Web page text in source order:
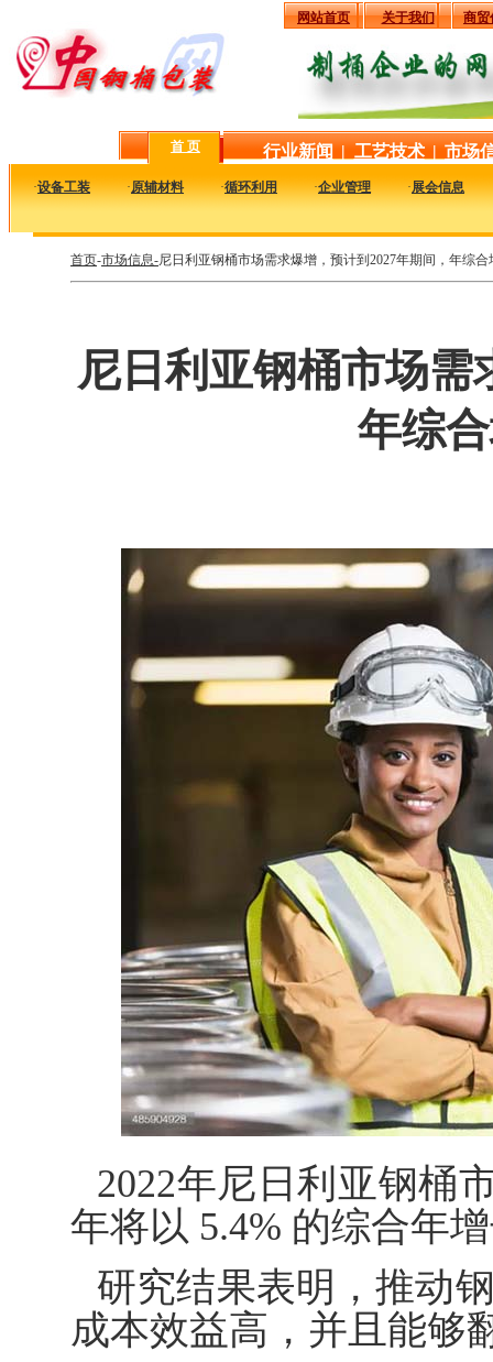
网站首页 关于我们 商贸
首 页 行业新闻 | 工艺技术 | 市场
·设备工装 ·原辅材料 ·循环利用 ·企业管理 ·展会信息
首页-市场信息-尼日利亚钢桶市场需求爆增，预计到2027年期间，年综合
尼日利亚钢桶市场需
年综
2022年尼日利亚钢桶
年将以 5.4% 的综合年
研究结果表明，推动
成本效益高，并且能够